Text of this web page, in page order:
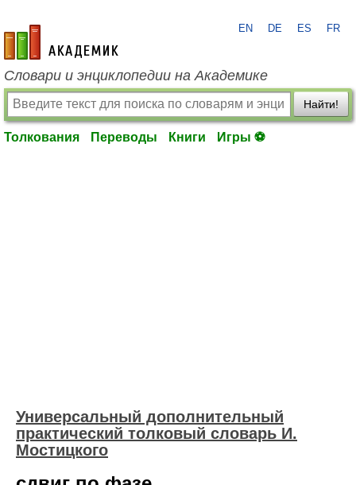
academic.ru
EN DE ES FR
Словари и энциклопедии на Академике
Найти!
Толкования Переводы Книги Игры ⚽
Универсальный дополнительный
практический толковый словарь И.
Мостицкого